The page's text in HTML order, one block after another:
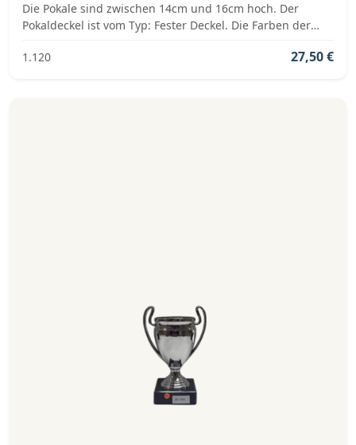
Die Pokale sind zwischen 14cm und 16cm hoch. Der
Pokaldeckel ist vom Typ: Fester Deckel. Die Farben der
1.120
27,50 €